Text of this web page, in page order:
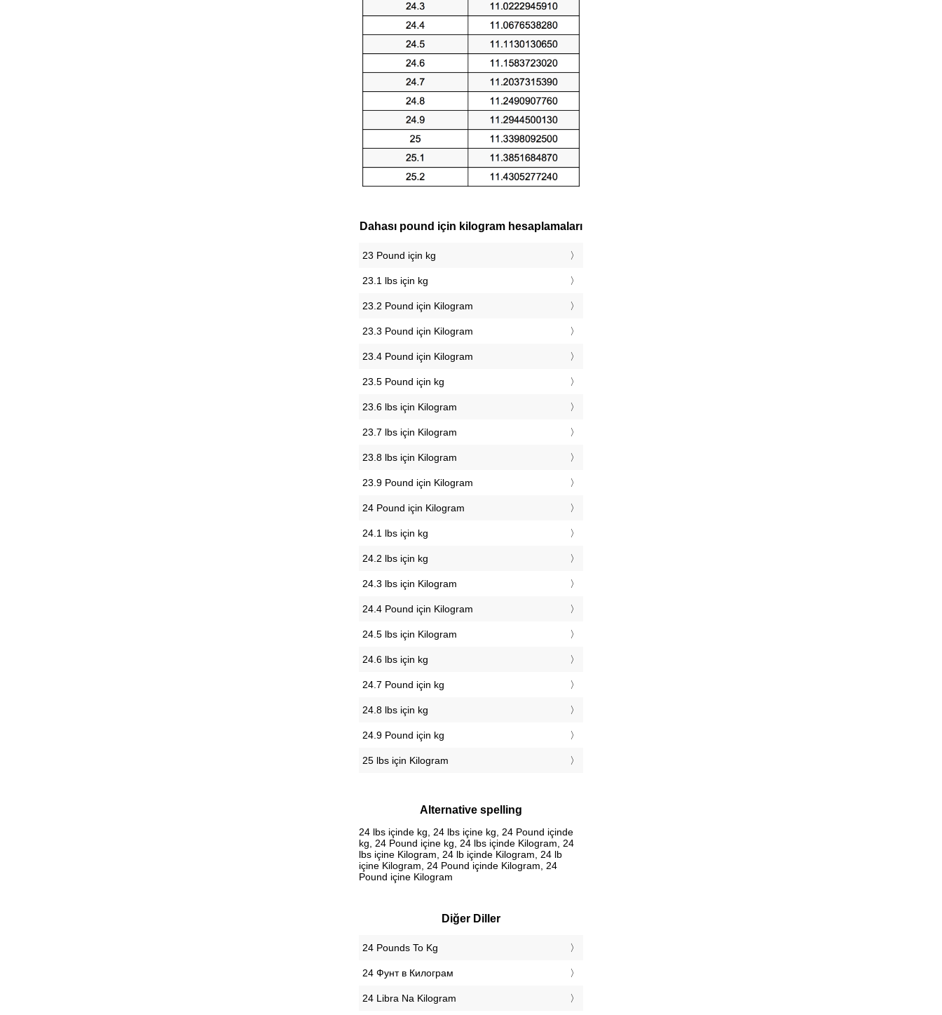
Dahası pound için kilogram hesaplamaları
23 Pound için kg
23.1 lbs için kg
23.2 Pound için Kilogram
23.3 Pound için Kilogram
23.4 Pound için Kilogram
23.5 Pound için kg
23.6 lbs için Kilogram
23.7 lbs için Kilogram
23.8 lbs için Kilogram
23.9 Pound için Kilogram
24 Pound için Kilogram
24.1 lbs için kg
24.2 lbs için kg
24.3 lbs için Kilogram
24.4 Pound için Kilogram
24.5 lbs için Kilogram
24.6 lbs için kg
24.7 Pound için kg
24.8 lbs için kg
24.9 Pound için kg
25 lbs için Kilogram
Alternative spelling
24 lbs içinde kg, 24 lbs içine kg, 24 Pound içinde
kg, 24 Pound içine kg, 24 lbs içinde Kilogram, 24
lbs içine Kilogram, 24 lb içinde Kilogram, 24 lb
içine Kilogram, 24 Pound içinde Kilogram, 24
Pound içine Kilogram
Diğer Diller
‎24 Pounds To Kg
‎24 Фунт в Килограм
‎24 Libra Na Kilogram